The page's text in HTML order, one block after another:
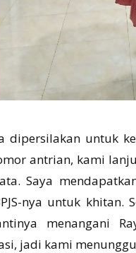
dipersilakan untuk
antrian, kami
Saya
nya untuk
menangani
jadi kami